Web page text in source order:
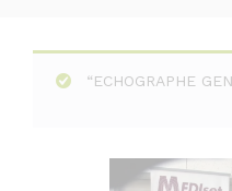
“ECHOGRAPHE